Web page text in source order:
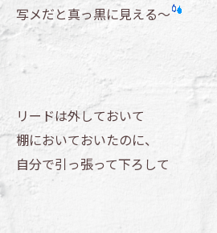
写メだと真っ黒に見える～
リードは外しておいて
棚においておいたのに、
自分で引っ張って下ろして